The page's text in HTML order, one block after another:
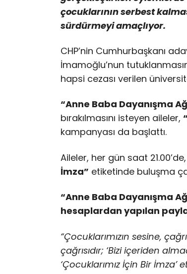
çocuklarının serbest
sürdürmeyi amaçlıyor.
CHP’nin Cumhurbaşkanı
İmamoğlu’nun
hapsi cezası verilen
“Anne Baba Dayanışma
bırakılmasını isteyen aileler,
kampanyası da başlattı.
Aileler, her gün saat
İmza” etiketinde buluşma
“Anne Baba Dayanışma
hesaplardan yapılan
“Çocuklarımızın sesine,
çağrısıdır; ‘Bizi içeriden
‘Çocuklarımız İçin Bir